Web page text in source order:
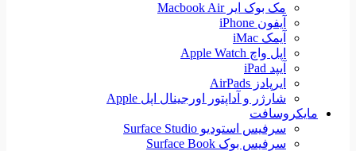
مک بوک ایر Macbook Air
آیفون iPhone
آیمک iMac
اپل واچ Apple Watch
آیپد iPad
ایرپادز AirPads
شارژر و آداپتور اورجینال اپل Apple
مایکروسافت
سرفیس استودیو Surface Studio
سرفیس بوک Surface Book